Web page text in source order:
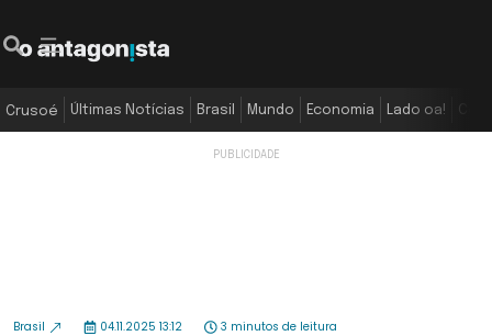
Crusoé Últimas Notícias Brasil Mundo Economia Lado oa!
Brasil 04.11.2025 13:12 3 minutos de leitura